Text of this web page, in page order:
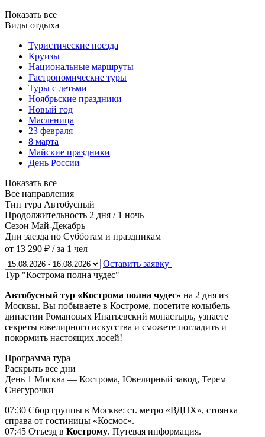
Показать все
Виды отдыха
Туристические поезда
Круизы
Национальные маршруты
Гастрономические туры
Туры с детьми
Ноябрьские праздники
Новый год
Масленица
23 февраля
8 марта
Майские праздники
День России
Показать все
Все направления
Тип тура Автобусный
Продолжительность 2 дня / 1 ночь
Сезон Май-Декабрь
Дни заезда по Субботам и праздникам
от 13 290 ₽ / за 1 чел
Оставить заявку
Тур "Кострома полна чудес"
Автобусный тур «Кострома полна чудес» на 2 дня из
Москвы. Вы побываете в Костроме, посетите колыбель
династии Романовых Ипатьевский монастырь, узнаете
секреты ювелирного искусства и сможете погладить и
покормить настоящих лосей!
Программа тура
Раскрыть все дни
День 1 Москва — Кострома, Ювелирный завод, Терем
Снегурочки
07:30 Сбор группы в Москве: ст. метро «ВДНХ», стоянка
справа от гостиницы «Космос».
07:45 Отъезд в Кострому. Путевая информация.